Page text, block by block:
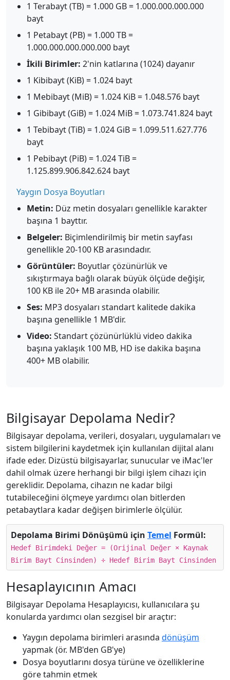
1 Terabayt (TB) = 1.000 GB = 1.000.000.000.000
bayt
1 Petabayt (PB) = 1.000 TB =
1.000.000.000.000.000 bayt
İkili Birimler: 2'nin katlarına (1024) dayanır
1 Kibibayt (KiB) = 1.024 bayt
1 Mebibayt (MiB) = 1.024 KiB = 1.048.576 bayt
1 Gibibayt (GiB) = 1.024 MiB = 1.073.741.824 bayt
1 Tebibayt (TiB) = 1.024 GiB = 1.099.511.627.776
bayt
1 Pebibayt (PiB) = 1.024 TiB =
1.125.899.906.842.624 bayt
Yaygın Dosya Boyutları
Metin: Düz metin dosyaları genellikle karakter
başına 1 bayttır.
Belgeler: Biçimlendirilmiş bir metin sayfası
genellikle 20-100 KB arasındadır.
Görüntüler: Boyutlar çözünürlük ve
sıkıştırmaya bağlı olarak büyük ölçüde değişir,
100 KB ile 20+ MB arasında olabilir.
Ses: MP3 dosyaları standart kalitede dakika
başına genellikle 1 MB'dir.
Video: Standart çözünürlüklü video dakika
başına yaklaşık 100 MB, HD ise dakika başına
400+ MB olabilir.
Bilgisayar Depolama Nedir?
Bilgisayar depolama, verileri, dosyaları, uygulamaları ve
sistem bilgilerini kaydetmek için kullanılan dijital alanı
ifade eder. Dizüstü bilgisayarlar, sunucular ve iMac'ler
dahil olmak üzere herhangi bir bilgi işlem cihazı için
gereklidir. Depolama, cihazın ne kadar bilgi
tutabileceğini ölçmeye yardımcı olan bitlerden
petabaytlara kadar değişen birimlerle ölçülür.
Depolama Birimi Dönüşümü için Temel Formül:
Hedef Birimdeki Değer = (Orijinal Değer × Kaynak
Birim Bayt Cinsinden) ÷ Hedef Birim Bayt Cinsinden
Hesaplayıcının Amacı
Bilgisayar Depolama Hesaplayıcısı, kullanıcılara şu
konularda yardımcı olan sezgisel bir araçtır:
Yaygın depolama birimleri arasında dönüşüm
yapmak (ör. MB'den GB'ye)
Dosya boyutlarını dosya türüne ve özelliklerine
göre tahmin etmek